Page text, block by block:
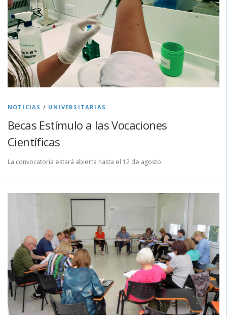
NOTICIAS / UNIVERSITARIAS
Becas Estímulo a las Vocaciones
Científicas
La convocatoria estará abierta hasta el 12 de agosto.